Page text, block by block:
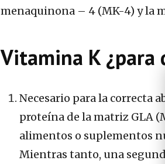
menaquinona – 4 (MK-4) y la
Vitamina K ¿para
Necesario para la correcta
proteína de la matriz GLA
alimentos o suplementos
Mientras tanto, una